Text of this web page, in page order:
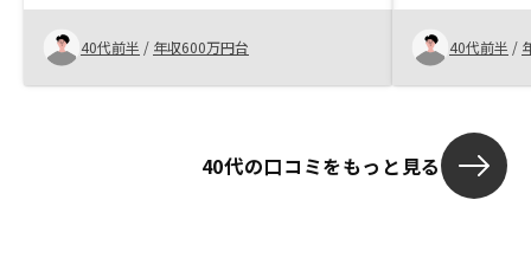
40代前半 / 年収600万円台
りました。今
り老後資金の
といけないと
した資産運用
す。満足はし
充実をお願い
40代前半 /
40代の口コミをもっと見る